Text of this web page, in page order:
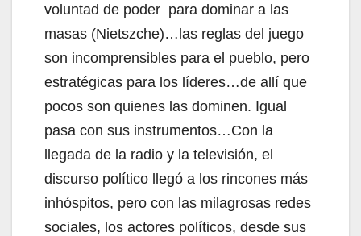
voluntad de poder para dominar a las
masas (Nietszche)…las reglas del juego
son incomprensibles para el pueblo, pero
estratégicas para los líderes…de allí que
pocos son quienes las dominen. Igual
pasa con sus instrumentos…Con la
llegada de la radio y la televisión, el
discurso político llegó a los rincones más
inhóspitos, pero con las milagrosas redes
sociales, los actores políticos, desde sus